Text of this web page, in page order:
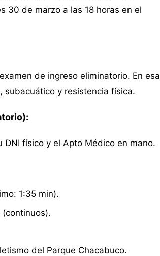
30 de marzo a las 18 horas en el
de ingreso eliminatorio. En esa
subacuático y resistencia física.
físico y el Apto Médico en mano.
1:35 min).
del Parque Chacabuco.